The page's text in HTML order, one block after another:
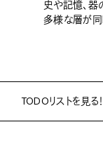
史や記憶、器
多様な層が同
TODOリストを見る！